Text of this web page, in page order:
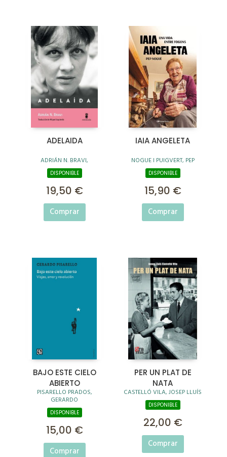
ADELAIDA
ADRIÁN N. BRAVI,
DISPONIBLE
19,50 €
Comprar
IAIA ANGELETA
NOGUE I PUIGVERT, PEP
DISPONIBLE
15,90 €
Comprar
BAJO ESTE CIELO
ABIERTO
PISARELLO PRADOS,
GERARDO
DISPONIBLE
15,00 €
Comprar
PER UN PLAT DE
NATA
CASTELLÓ VILA, JOSEP LLUÍS
DISPONIBLE
22,00 €
Comprar